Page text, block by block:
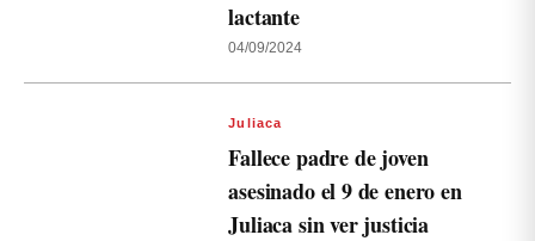
lactante
04/09/2024
Juliaca
Fallece padre de joven
asesinado el 9 de enero en
Juliaca sin ver justicia